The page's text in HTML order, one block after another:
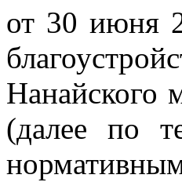
от 30 июня
Нанайского
(далее по